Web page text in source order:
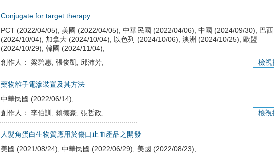
Conjugate for target therapy
PCT (2022/04/05), 美國 (2022/04/05), 中華民國 (2022/04/06), 中國 (2024/09/30), 巴西
(2024/10/04), 加拿大 (2024/10/04), 以色列 (2024/10/06), 澳洲 (2024/10/25), 歐盟
(2024/10/29), 韓國 (2024/11/04),
創作人： 梁碧惠, 張俊凱, 邱沛芳,
檢視
藥物離子電滲裝置及其方法
中華民國 (2022/06/14),
創作人： 李伯訓, 賴德豪, 張哲政,
檢視
人髮角蛋白生物質應用於傷口止血產品之開發
美國 (2021/08/24), 中華民國 (2022/06/29), 美國 (2022/08/23),